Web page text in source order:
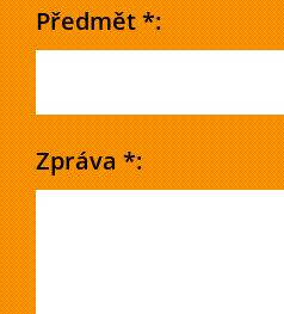
Předmět *:
Zpráva *: